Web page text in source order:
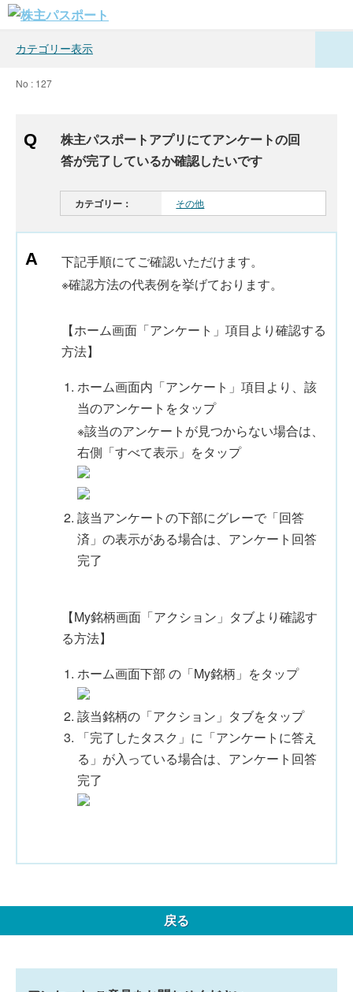
カテゴリー表示
No : 127
株主パスポートアプリにてアンケートの回
答が完了しているか確認したいです
カテゴリー： その他
下記手順にてご確認いただけます。
※確認方法の代表例を挙げております。
【ホーム画面「アンケート」項目より確認する
方法】
ホーム画面内「アンケート」項目より、該
当のアンケートをタップ
※該当のアンケートが見つからない場合は、
右側「すべて表示」をタップ
該当アンケートの下部にグレーで「回答
済」の表示がある場合は、アンケート回答
完了
【My銘柄画面「アクション」タブより確認す
る方法】
ホーム画面下部 の「My銘柄」をタップ
該当銘柄の「アクション」タブをタップ
「完了したタスク」に「アンケートに答え
る」が入っている場合は、アンケート回答
完了
戻る